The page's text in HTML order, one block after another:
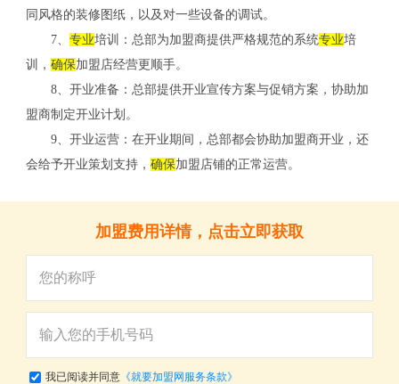
关
同风格的装修图纸，以及对一些设备的调试。
7、 专业培训：总部为加盟商提供严格规范的系统专业培
训， 确保加盟店经营更顺手。
8、开业准备：总部提供开业宣传方案与促销方案，协助加
盟商制定开业计划。
9、开业运营：在开业期间，总部都会协助加盟商开业，还
会给予开业策划支持， 确保加盟店铺的正常运营。
加盟费用详情，点击立即获取
我已阅读并同意《就要加盟网服务条款》